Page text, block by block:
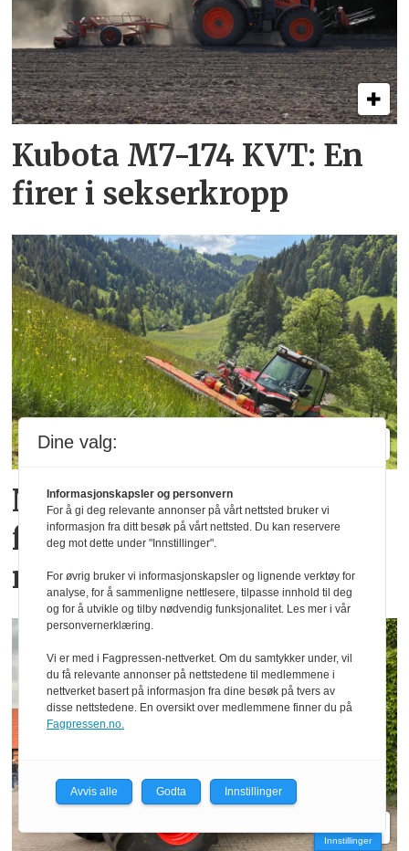
Kubota M7-174 KVT: En
firer i sekserkropp
Nye TT212 markerer
femti år­ med
redskapsbærere fra Aebi
Innstillinger
Dine valg:
Informasjonskapsler og personvern
For å gi deg relevante annonser på vårt nettsted bruker vi
informasjon fra ditt besøk på vårt nettsted. Du kan reservere
deg mot dette under "Innstillinger".
For øvrig bruker vi informasjonskapsler og lignende verktøy for
analyse, for å sammenligne nettlesere, tilpasse innhold til deg
og for å utvikle og tilby nødvendig funksjonalitet. Les mer i vår
personvernerklæring.
Vi er med i Fagpressen-nettverket. Om du samtykker under, vil
du få relevante annonser på nettstedene til medlemmene i
nettverket basert på informasjon fra dine besøk på tvers av
disse nettstedene. En oversikt over medlemmene finner du på
Fagpressen.no.
Avvis alle Godta Innstillinger